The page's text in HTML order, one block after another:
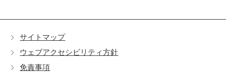
サイトマップ
ウェブアクセシビリティ方針
免責事項